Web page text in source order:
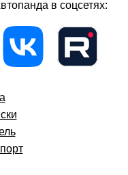
в соцсетях: